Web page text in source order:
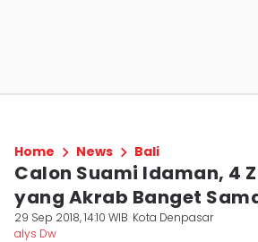
Home News Bali
Calon Suami Idaman, 4
yang Akrab Banget
29 Sep 2018, 14:10 WIB Kota Denpasar
alys Dw